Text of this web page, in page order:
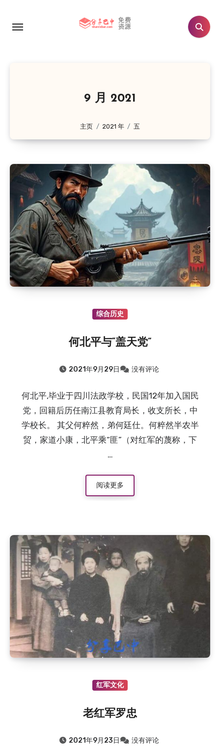
9 月 2021
主页 2021 年 五
综合历史
何北平与“盖天党”
2021年9月29日 没有评论
何北平,毕业于四川法政学校，民国12年加入国民
党，回籍后历任南江县教育局长，收支所长，中
学校长。 其父何粹然，弟何廷仕。何粹然半农半
贸，家道小康，北平乘“匪”（对红军的蔑称，下
…
阅读更多
红军文化
老红军罗忠
2021年9月23日 没有评论